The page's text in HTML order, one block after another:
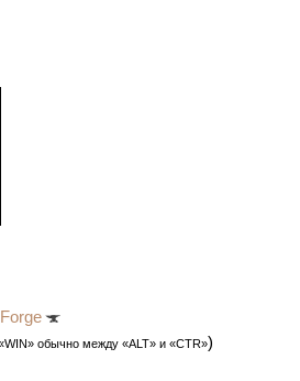
обычно между «ALT» и «CTR»)